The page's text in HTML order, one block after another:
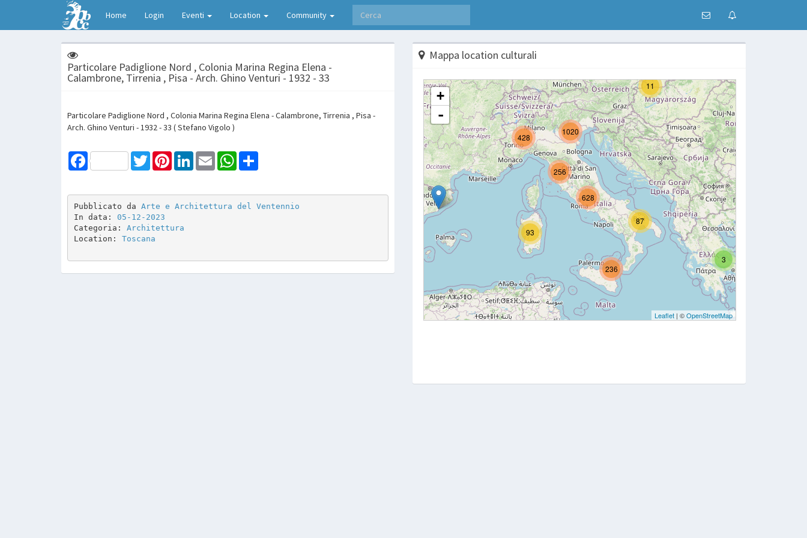
Home Login Eventi Location Community
Particolare Padiglione Nord , Colonia Marina Regina Elena -
Calambrone, Tirrenia , Pisa - Arch. Ghino Venturi - 1932 - 33
Particolare Padiglione Nord , Colonia Marina Regina Elena - Calambrone, Tirrenia , Pisa -
Arch. Ghino Venturi - 1932 - 33 ( Stefano Vigolo )
Facebook TwitterPinterestLinkedInEmail WhatsApp
Pubblicato da Arte e Architettura del Ventennio
In data: 05-12-2023
Categoria: Architettura
Location: Toscana
Mappa location culturali